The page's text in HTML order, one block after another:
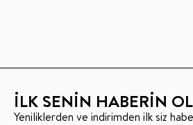
İLK SENİN HABERİN
Yeniliklerden ve indirimden ilk siz